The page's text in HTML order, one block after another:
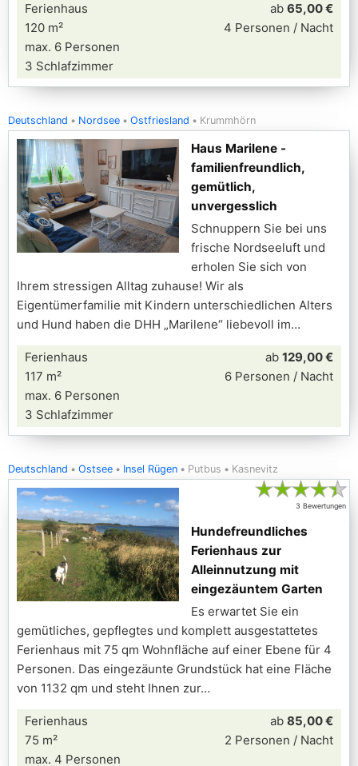
Ferienhaus
120 m²
max. 6 Personen
3 Schlafzimmer
ab 65,00 €
4 Personen / Nacht
Deutschland Nordsee Ostfriesland Krummhörn
Haus Marilene -
familienfreundlich,
gemütlich,
unvergesslich
Schnuppern Sie bei uns
frische Nordseeluft und
erholen Sie sich von
Ihrem stressigen Alltag zuhause! Wir als
Eigentümerfamilie mit Kindern unterschiedlichen Alters
und Hund haben die DHH „Marilene“ liebevoll im
Ferienhaus
117 m²
max. 6 Personen
3 Schlafzimmer
ab 129,00 €
6 Personen / Nacht
Deutschland Ostsee Insel Rügen Putbus Kasnevitz
★★★★★
3 Bewertungen
Hundefreundliches
Ferienhaus zur
Alleinnutzung mit
eingezäuntem Garten
Es erwartet Sie ein
gemütliches, gepflegtes und komplett ausgestattetes
Ferienhaus mit 75 qm Wohnfläche auf einer Ebene für 4
Personen. Das eingezäunte Grundstück hat eine Fläche
von 1132 qm und steht Ihnen zur
Ferienhaus
75 m²
max. 4 Personen
ab 85,00 €
2 Personen / Nacht